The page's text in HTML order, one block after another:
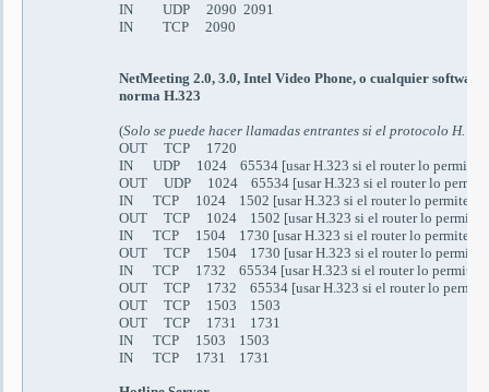
IN UDP 2090 2091
IN TCP 2090
NetMeeting 2.0, 3.0, Intel Video Phone, o cualquier software
norma H.323
(Solo se puede hacer llamadas entrantes si el protocolo H.
OUT TCP 1720
IN UDP 1024 65534 [usarH.323 si el router lo permite
OUT UDP 1024 65534 [usarH.323 si el router lo permite
IN TCP 1024 1502 [usarH.323 si el router lo permite
OUT TCP 1024 1502 [usarH.323 si el router lo permite
IN TCP 1504 1730 [usarH.323 si el router lo permite
OUT TCP 1504 1730 [usarH.323 si el router lo permite
IN TCP 1732 65534 [usarH.323 si el router lo permite
OUT TCP 1732 65534 [usarH.323 si el router lo permite
OUT TCP 1503 1503
OUT TCP 1731 1731
IN TCP 1503 1503
IN TCP 1731 1731